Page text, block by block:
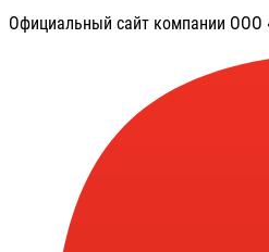
Официальный сайт компании ООО